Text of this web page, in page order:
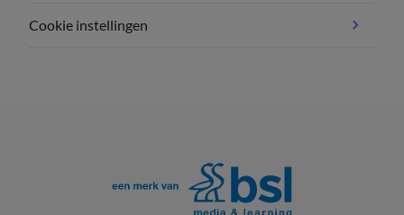
Cookie instellingen